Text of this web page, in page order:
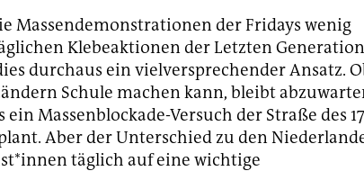
Massendemonstrationen der Fridays wenig
Klebeaktionen der Letzten Generation
durchaus ein vielversprechender Ansatz.
Schule machen kann, bleibt
Massenblockade-Versuch der Straße des
Aber der Unterschied zu den
täglich auf eine wichtige